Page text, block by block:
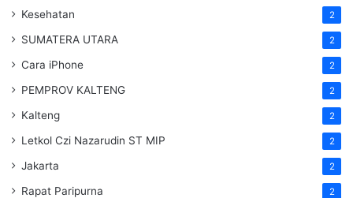
Kesehatan 2
SUMATERA UTARA 2
Cara iPhone 2
PEMPROV KALTENG 2
Kalteng 2
Letkol Czi Nazarudin ST MIP 2
Jakarta 2
Rapat Paripurna 2